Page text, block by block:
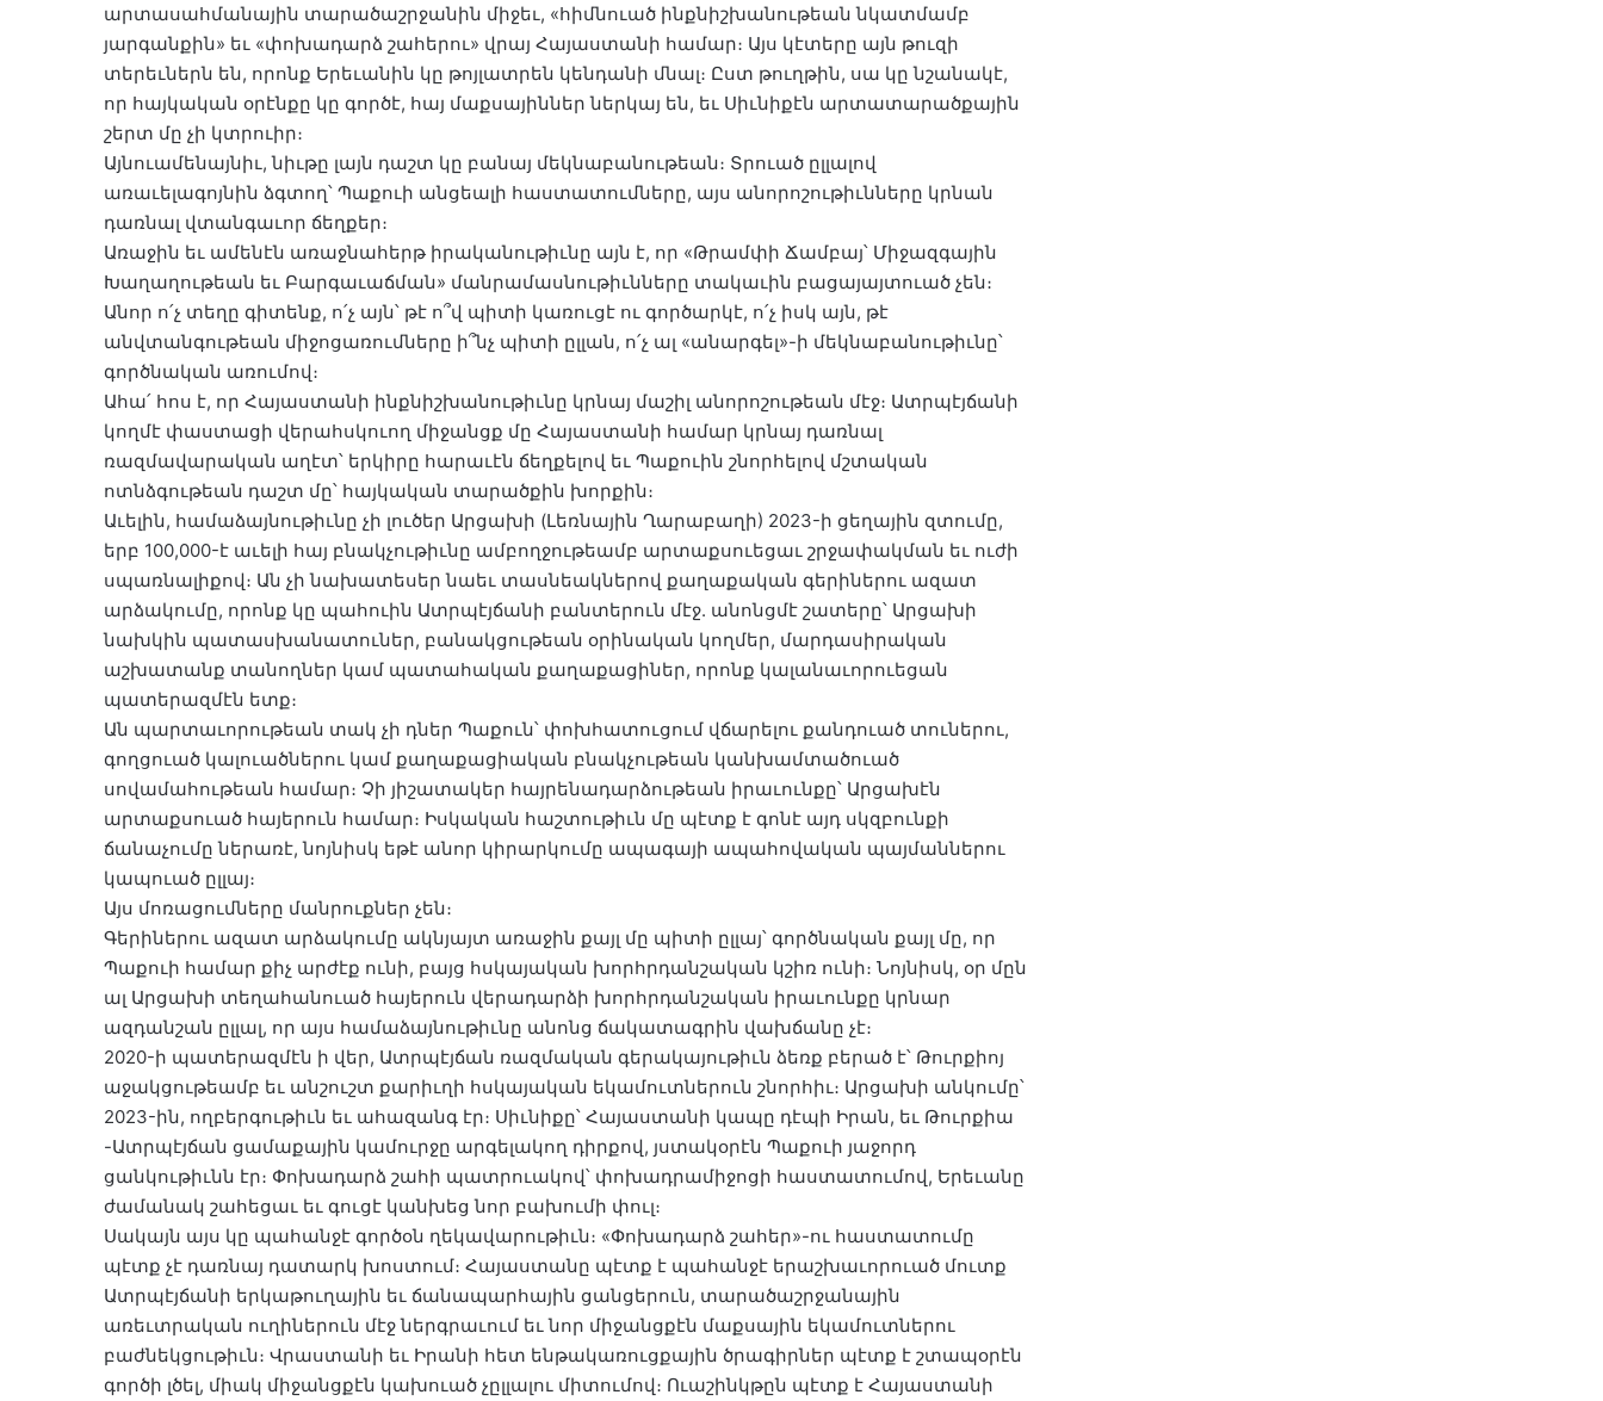
արտասահմանային տարածաշրջանին միջեւ, «հիմնուած ինքնիշխանութեան նկատմամբ
յարգանքին» եւ «փոխադարձ շահերու» վրայ Հայաստանի համար։ Այս կէտերը այն թուզի
տերեւներն են, որոնք Երեւանին կը թոյլատրեն կենդանի մնալ։ Ըստ թուղթին, սա կը նշանակէ,
որ հայկական օրէնքը կը գործէ, հայ մաքսայիններ ներկայ են, եւ Սիւնիքէն արտատարածքային
շերտ մը չի կտրուիր։
Այնուամենայնիւ, նիւթը լայն դաշտ կը բանայ մեկնաբանութեան։ Տրուած ըլլալով
առաւելագոյնին ձգտող՝ Պաքուի անցեալի հաստատումները, այս անորոշութիւնները կրնան
դառնալ վտանգաւոր ճեղքեր։
Առաջին եւ ամենէն առաջնահերթ իրականութիւնը այն է, որ «Թրամփի Ճամբայ՝ Միջազգային
Խաղաղութեան եւ Բարգաւաճման» մանրամասնութիւնները տակաւին բացայայտուած չեն։
Անոր ո՛չ տեղը գիտենք, ո՛չ այն՝ թէ ո՞վ պիտի կառուցէ ու գործարկէ, ո՛չ իսկ այն, թէ
անվտանգութեան միջոցառումները ի՞նչ պիտի ըլլան, ո՛չ ալ «անարգել»-ի մեկնաբանութիւնը՝
գործնական առումով։
Ահա՛ հոս է, որ Հայաստանի ինքնիշխանութիւնը կրնայ մաշիլ անորոշութեան մէջ։ Ատրպէյճանի
կողմէ փաստացի վերահսկուող միջանցք մը Հայաստանի համար կրնայ դառնալ
ռազմավարական աղէտ՝ երկիրը հարաւէն ճեղքելով եւ Պաքուին շնորհելով մշտական
ոտնձգութեան դաշտ մը՝ հայկական տարածքին խորքին։
Աւելին, համաձայնութիւնը չի լուծեր Արցախի (Լեռնային Ղարաբաղի) 2023-ի ցեղային զտումը,
երբ 100,000-է աւելի հայ բնակչութիւնը ամբողջութեամբ արտաքսուեցաւ շրջափակման եւ ուժի
սպառնալիքով։ Ան չի նախատեսեր նաեւ տասնեակներով քաղաքական գերիներու ազատ
արձակումը, որոնք կը պահուին Ատրպէյճանի բանտերուն մէջ. անոնցմէ շատերը՝ Արցախի
նախկին պատասխանատուներ, բանակցութեան օրինական կողմեր, մարդասիրական
աշխատանք տանողներ կամ պատահական քաղաքացիներ, որոնք կալանաւորուեցան
պատերազմէն ետք։
Ան պարտաւորութեան տակ չի դներ Պաքուն՝ փոխհատուցում վճարելու քանդուած տուներու,
գողցուած կալուածներու կամ քաղաքացիական բնակչութեան կանխամտածուած
սովամահութեան համար։ Չի յիշատակեր հայրենադարձութեան իրաւունքը՝ Արցախէն
արտաքսուած հայերուն համար։ Իսկական հաշտութիւն մը պէտք է գոնէ այդ սկզբունքի
ճանաչումը ներառէ, նոյնիսկ եթէ անոր կիրարկումը ապագայի ապահովական պայմաններու
կապուած ըլլայ։
Այս մոռացումները մանրուքներ չեն։
Գերիներու ազատ արձակումը ակնյայտ առաջին քայլ մը պիտի ըլլայ՝ գործնական քայլ մը, որ
Պաքուի համար քիչ արժէք ունի, բայց հսկայական խորհրդանշական կշիռ ունի։ Նոյնիսկ, օր մըն
ալ Արցախի տեղահանուած հայերուն վերադարձի խորհրդանշական իրաւունքը կրնար
ազդանշան ըլլալ, որ այս համաձայնութիւնը անոնց ճակատագրին վախճանը չէ։
2020-ի պատերազմէն ի վեր, Ատրպէյճան ռազմական գերակայութիւն ձեռք բերած է՝ Թուրքիոյ
աջակցութեամբ եւ անշուշտ քարիւղի հսկայական եկամուտներուն շնորհիւ։ Արցախի անկումը՝
2023-ին, ողբերգութիւն եւ ահազանգ էր։ Սիւնիքը՝ Հայաստանի կապը դէպի Իրան, եւ Թուրքիա
-Ատրպէյճան ցամաքային կամուրջը արգելակող դիրքով, յստակօրէն Պաքուի յաջորդ
ցանկութիւնն էր։ Փոխադարձ շահի պատրուակով՝ փոխադրամիջոցի հաստատումով, Երեւանը
ժամանակ շահեցաւ եւ գուցէ կանխեց նոր բախումի փուլ։
Սակայն այս կը պահանջէ գործօն ղեկավարութիւն։ «Փոխադարձ շահեր»-ու հաստատումը
պէտք չէ դառնայ դատարկ խոստում։ Հայաստանը պէտք է պահանջէ երաշխաւորուած մուտք
Ատրպէյճանի երկաթուղային եւ ճանապարհային ցանցերուն, տարածաշրջանային
առեւտրական ուղիներուն մէջ ներգրաւում եւ նոր միջանցքէն մաքսային եկամուտներու
բաժնեկցութիւն։ Վրաստանի եւ Իրանի հետ ենթակառուցքային ծրագիրներ պէտք է շտապօրէն
գործի լծել, միակ միջանցքէն կախուած չըլլալու միտումով։ Ուաշինկթըն պէտք է Հայաստանի